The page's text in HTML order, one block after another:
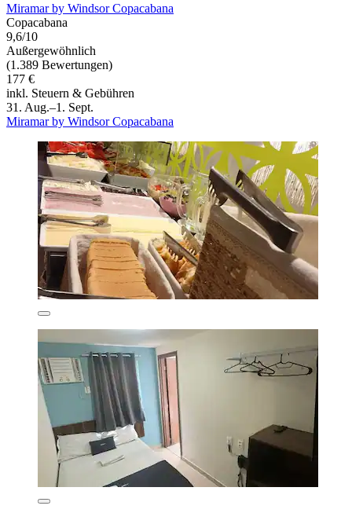
Miramar by Windsor Copacabana
Copacabana
9,6/10
Außergewöhnlich
(1.389 Bewertungen)
177 €
inkl. Steuern & Gebühren
31. Aug.–1. Sept.
Miramar by Windsor Copacabana